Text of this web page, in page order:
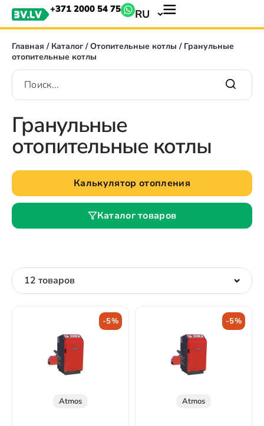
+371 2000 54 75 RU
Главная / Каталог/Отопительные котлы / Гранульные
отопительные котлы
Гранульные
отопительные котлы
Калькулятор отопления
Каталог товаров
-5%
Atmos
-5%
Atmos